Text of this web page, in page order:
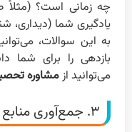
چه زمانی است؟
یادگیری شما (دیداری،
به این سوالات،
بازدهی را برای شما
می‌توانید ازمشاوره
۳. جمع‌آوری منابع و ابزارهای لازم